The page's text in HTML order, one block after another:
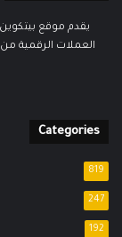
يقدم موقع
العملات الرقمية
Categories
819
247
192